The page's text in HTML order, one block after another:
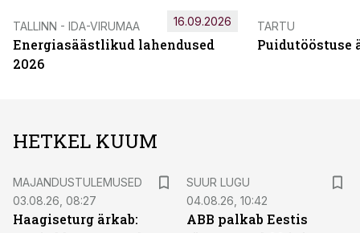
TALLINN - IDA-VIRUMAA
Energiasäästlikud lahendused
2026
16.09.2026 TARTU
Puidutööstuse
HETKEL KUUM
MAJANDUSTULEMUSED
03.08.26, 08:27
Haagiseturg ärkab:
SUUR LUGU
04.08.26, 10:42
ABB palkab Eestis